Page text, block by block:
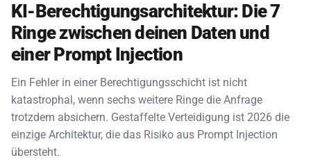
KI-Berechtigungsarchitektur: Die 7
Ringe zwischen deinen Daten und
einer Prompt Injection
Ein Fehler in einer Berechtigungsschicht ist nicht
katastrophal, wenn sechs weitere Ringe die Anfrage
trotzdem absichern. Gestaffelte Verteidigung ist 2026 die
einzige Architektur, die das Risiko aus Prompt Injection
übersteht.